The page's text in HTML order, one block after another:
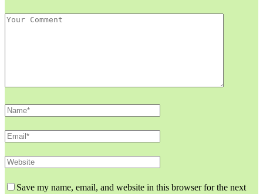
Save my name, email, and website in this browser for the next